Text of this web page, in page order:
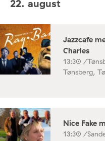
22. august
Jazzcafe
Charles
13:30 /
Tønsberg,
Nice Fake
13:30 /